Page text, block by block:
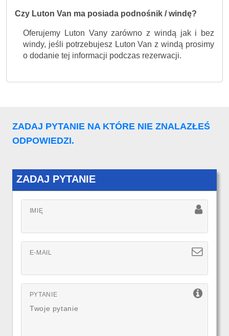
Czy Luton Van ma posiada podnośnik / windę?
Oferujemy Luton Vany zarówno z windą jak i bez
windy, jeśli potrzebujesz Luton Van z windą prosimy
o dodanie tej informacji podczas rezerwacji.
ZADAJ PYTANIE NA KTÓRE NIE ZNALAZŁEŚ
ODPOWIEDZI.
ZADAJ PYTANIE
IMIĘ
E-MAIL
PYTANIE